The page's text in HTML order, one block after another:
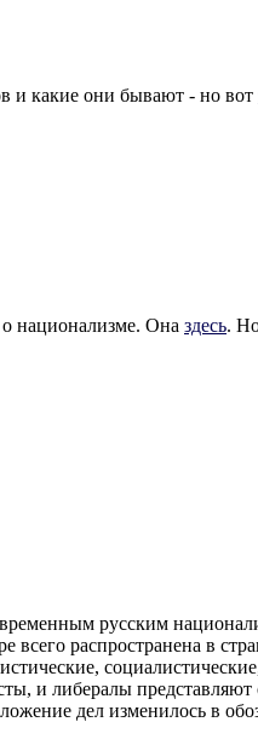
и какие они бывают - но вот
национализме. Она здесь.
русским
распространена в
и либералы
дел изменилось в